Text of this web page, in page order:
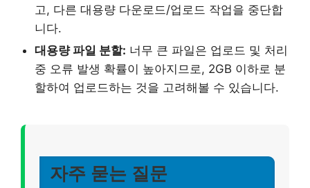
고, 다른 대용량 다운로드/업로드 작업을 중단합
니다.
대용량 파일 분할: 너무 큰 파일은 업로드 및 처리
중 오류 발생 확률이 높아지므로, 2GB 이하로 분
할하여 업로드하는 것을 고려해볼 수 있습니다.
자주 묻는 질문